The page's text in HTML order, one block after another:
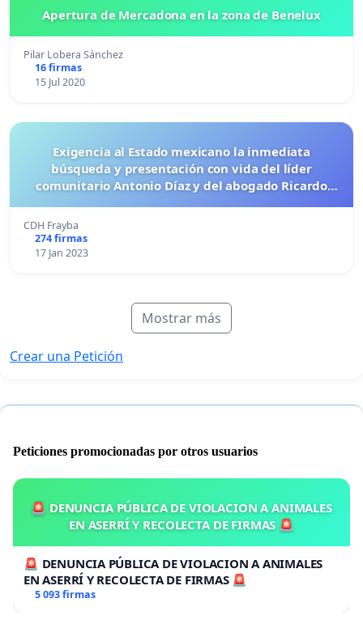
Apertura de Mercadona en la zona de Benelux
Pilar Lobera Sánchez
16 firmas
15 Jul 2020
Exigencia al Estado mexicano la inmediata
búsqueda y presentación con vida del líder
comunitario Antonio Díaz y del abogado Ricardo
CDH Frayba
274 firmas
17 Jan 2023
Mostrar más
Crear una Petición
Peticiones promocionadas por otros usuarios
🚨 DENUNCIA PÚBLICA DE VIOLACION A ANIMALES
EN ASERRÍ Y RECOLECTA DE FIRMAS 🚨
🚨 DENUNCIA PÚBLICA DE VIOLACION A ANIMALES
EN ASERRÍ Y RECOLECTA DE FIRMAS 🚨
5 093 firmas